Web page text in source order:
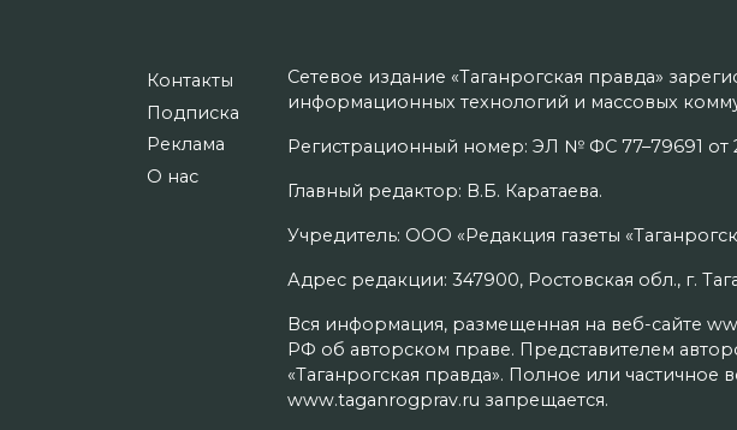
Контакты
Подписка
Реклама
О нас
Сетевое издание «Таганрогская правда»
информационных технологий и массовых
Регистрационный номер: ЭЛ № ФС 77–79691 от
Главный редактор: В.Б. Каратаева.
Учредитель: ООО «Редакция газеты
Адрес редакции: 347900, Ростовская обл., г.
Вся информация, размещенная на веб-сайте
РФ об авторском праве. Представителем
«Таганрогская правда». Полное или
www.taganrogprav.ru запрещается.